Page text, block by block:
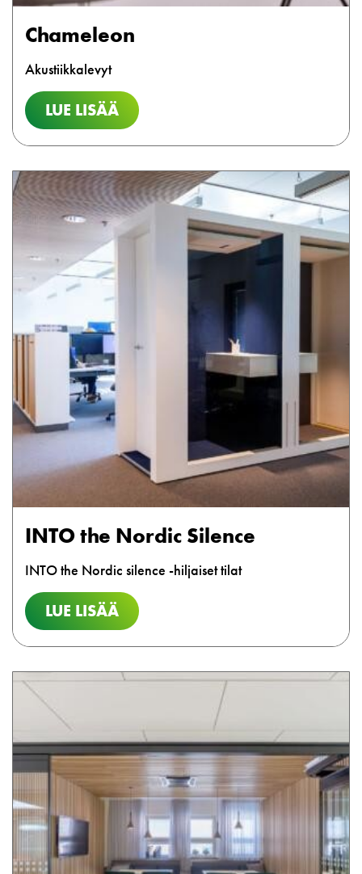
Chameleon
Akustiikkalevyt
LUE LISÄÄ
INTO the Nordic Silence
INTO the Nordic silence -hiljaiset tilat
LUE LISÄÄ